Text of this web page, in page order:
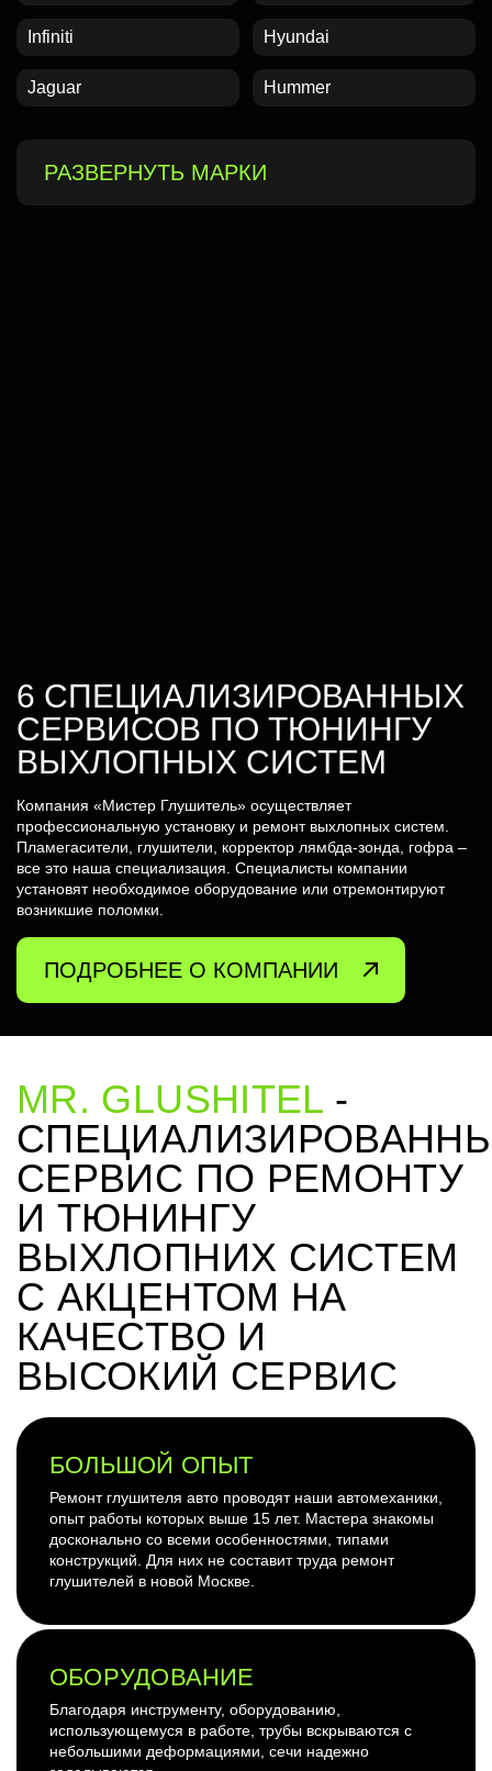
Infiniti Hyundai
Jaguar Hummer
РАЗВЕРНУТЬ МАРКИ
6 СПЕЦИАЛИЗИРОВАННЫХ
СЕРВИСОВ ПО ТЮНИНГУ
ВЫХЛОПНЫХ СИСТЕМ
Компания «Мистер Глушитель» осуществляет
профессиональную установку и ремонт выхлопных систем.
Пламегасители, глушители, корректор лямбда-зонда, гофра –
все это наша специализация. Специалисты компании
установят необходимое оборудование или отремонтируют
возникшие поломки.
ПОДРОБНЕЕ О КОМПАНИИ
MR. GLUSHITEL -
СЕРВИС ПО РЕМОНТУ
И ТЮНИНГУ
ВЫХЛОПНИХ СИСТЕМ
С АКЦЕНТОМ НА
КАЧЕСТВО И
ВЫСОКИЙ СЕРВИС
БОЛЬШОЙ ОПЫТ
Ремонт глушителя авто проводят наши автомеханики,
опыт работы которых выше 15 лет. Мастера знакомы
досконально со всеми особенностями, типами
конструкций. Для них не составит труда ремонт
глушителей в новой Москве.
ОБОРУДОВАНИЕ
Благодаря инструменту, оборудованию,
использующемуся в работе, трубы вскрываются с
небольшими деформациями, сечи надежно